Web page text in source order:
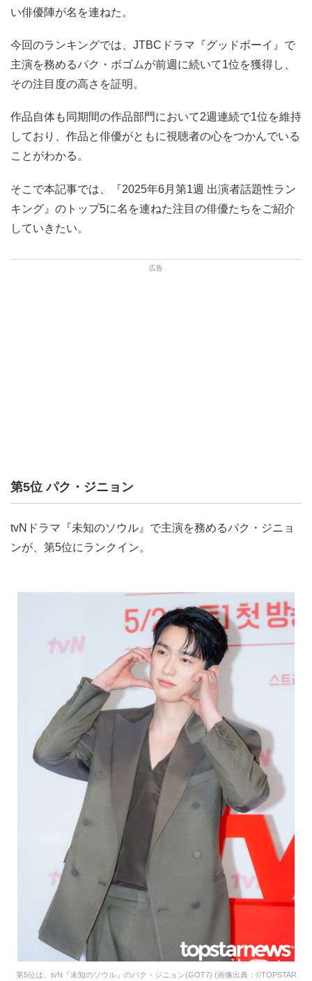
い俳優陣が名を連ねた。
今回のランキングでは、JTBCドラマ『グッドボーイ』で
主演を務めるパク・ボゴムが前週に続いて1位を獲得し、
その注目度の高さを証明。
作品自体も同期間の作品部門において2週連続で1位を維持
しており、作品と俳優がともに視聴者の心をつかんでいる
ことがわかる。
そこで本記事では、『2025年6月第1週 出演者話題性ラン
キング』のトップ5に名を連ねた注目の俳優たちをご紹介
していきたい。
第5位 パク・ジニョン
tvNドラマ『未知のソウル』で主演を務めるパク・ジニョ
ンが、第5位にランクイン。
第5位は、tvN『未知のソウル』のパク・ジニョン(GOT7) (画像出典：©TOPSTAR